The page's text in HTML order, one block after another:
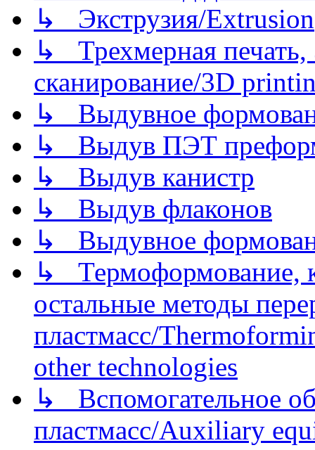
↳ Экструзия/Extrusion
↳ Трехмерная
сканирование/3D
↳ Выдувное
↳ Выдув ПЭТ
↳ Выдув канистр
↳ Выдув флаконов
↳ Выдувное
↳ Термоформование,
остальные методы
пластмасс/
other technologies
↳ Вспомогательное
пластмасс/Auxiliary